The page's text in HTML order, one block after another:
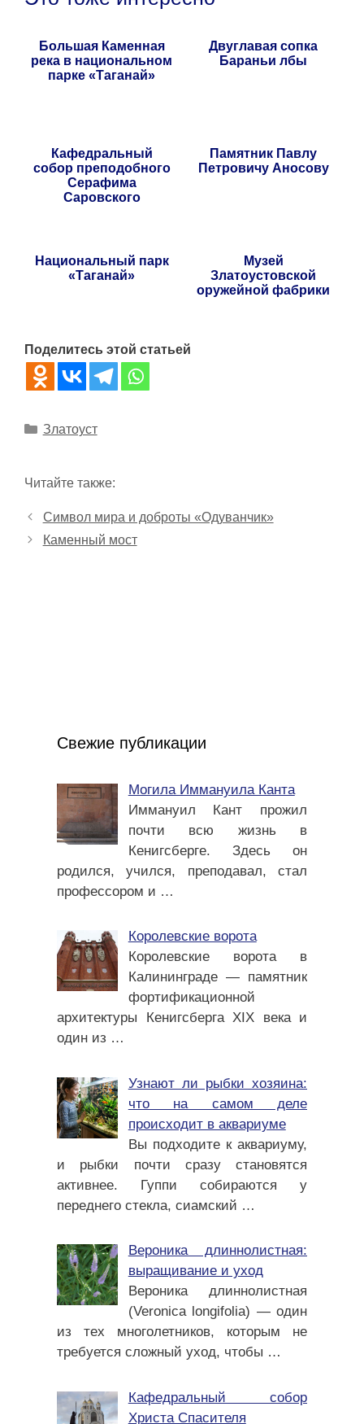
Большая Каменная
река в национальном
парке «Таганай»
Двуглавая сопка
Бараньи лбы
Кафедральный
собор преподобного
Серафима
Саровского
Памятник Павлу
Петровичу Аносову
Национальный парк
«Таганай»
Музей
Златоустовской
оружейной фабрики
Поделитесь этой статьей
Рубрики
Златоуст
Читайте также:
Символ мира и доброты «Одуванчик»
Каменный мост
Свежие публикации
Могила Иммануила Канта
Иммануил Кант прожил
почти всю жизнь в
Кенигсберге. Здесь он
родился, учился, преподавал, стал
профессором и …
Королевские ворота
Королевские ворота в
Калининграде — памятник
фортификационной
архитектуры Кенигсберга XIX века и
один из …
Узнают ли рыбки хозяина:
что на самом деле
происходит в аквариуме
Вы подходите к аквариуму,
и рыбки почти сразу становятся
активнее. Гуппи собираются у
переднего стекла, сиамский …
Вероника длиннолистная:
выращивание и уход
Вероника длиннолистная
(Veronica longifolia) — один
из тех многолетников, которым не
требуется сложный уход, чтобы …
Кафедральный собор
Христа Спасителя